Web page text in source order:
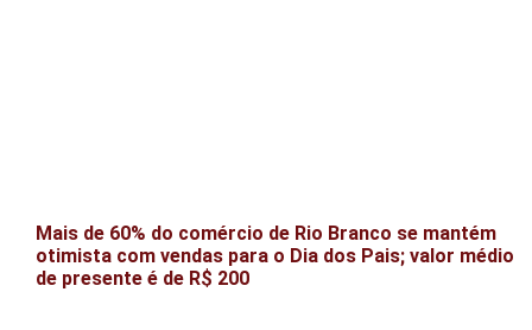
Mais de 60% do comércio de Rio Branco se mantém
otimista com vendas para o Dia dos Pais; valor médio
de presente é de R$ 200